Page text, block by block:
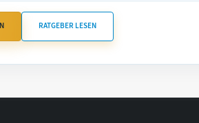
RATGEBER LESEN